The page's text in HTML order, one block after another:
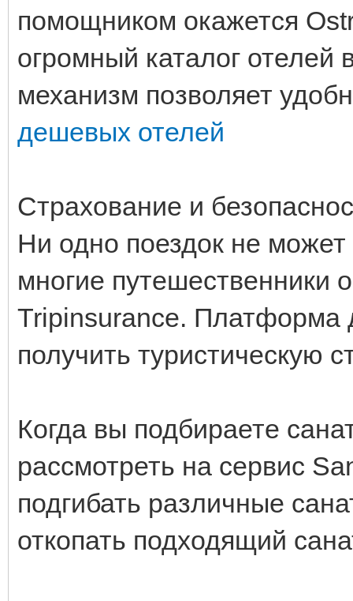
помощником окажется
огромный каталог отелей
механизм позволяет
дешевых отелей
Страхование и
Ни одно поездок не может
многие путешественники
Tripinsurance. Платформа
получить туристическую
Когда вы подбираете
рассмотреть на сервис
подгибать различные
откопать подходящий